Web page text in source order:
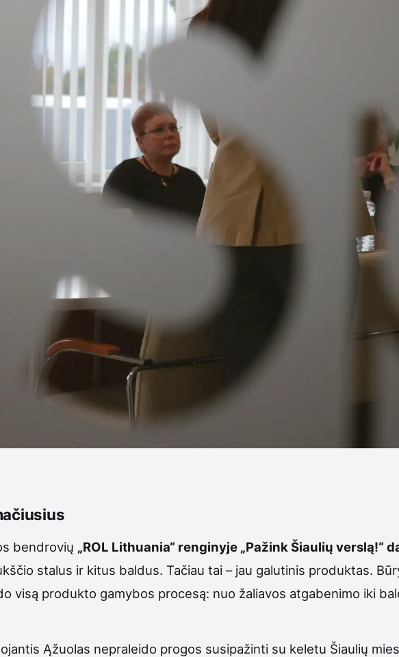
bendrovių „ROL Lithuania“ renginyje „Pažink Šiaulių
stalus ir kitus baldus. Tačiau tai – jau galutinis produktas.
visą produkto gamybos procesą: nuo žaliavos atgabenimo iki
Ąžuolas nepraleido progos susipažinti su keletu Šiaulių